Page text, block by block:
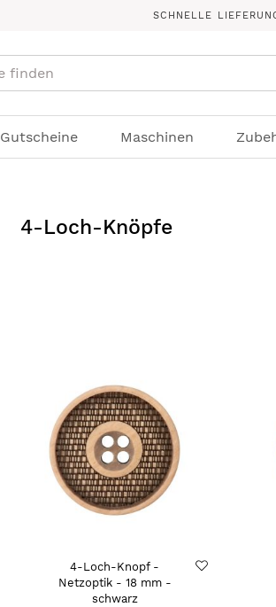
SCHNELLE
Gutscheine Maschinen
4-Loch-Knöpfe
4-Loch-Knopf -
Netzoptik - 18 mm -
schwarz